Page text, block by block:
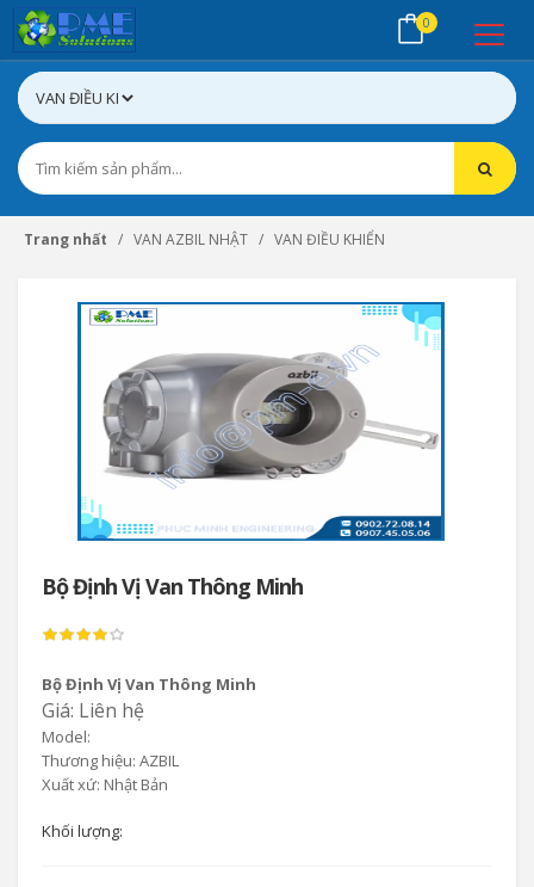
0
Trang nhất VAN AZBIL NHẬT VAN ĐIỀU KHIỂN
Bộ Định Vị Van Thông Minh
Bộ Định Vị Van Thông Minh
Giá: Liên hệ
Model:
Thương hiệu: AZBIL
Xuất xứ: Nhật Bản
Khối lượng: